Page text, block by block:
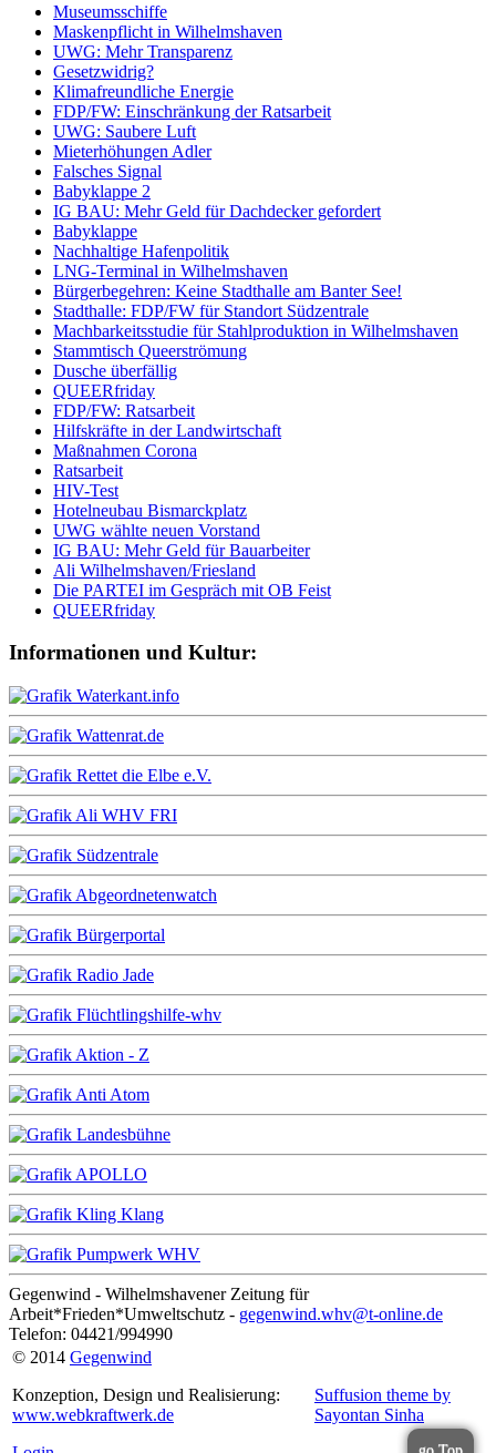
Museumsschiffe
Maskenpflicht in Wilhelmshaven
UWG: Mehr Transparenz
Gesetzwidrig?
Klimafreundliche Energie
FDP/FW: Einschränkung der Ratsarbeit
UWG: Saubere Luft
Mieterhöhungen Adler
Falsches Signal
Babyklappe 2
IG BAU: Mehr Geld für Dachdecker gefordert
Babyklappe
Nachhaltige Hafenpolitik
LNG-Terminal in Wilhelmshaven
Bürgerbegehren: Keine Stadthalle am Banter See!
Stadthalle: FDP/FW für Standort Südzentrale
Machbarkeitsstudie für Stahlproduktion in Wilhelmshaven
Stammtisch Queerströmung
Dusche überfällig
QUEERfriday
FDP/FW: Ratsarbeit
Hilfskräfte in der Landwirtschaft
Maßnahmen Corona
Ratsarbeit
HIV-Test
Hotelneubau Bismarckplatz
UWG wählte neuen Vorstand
IG BAU: Mehr Geld für Bauarbeiter
Ali Wilhelmshaven/Friesland
Die PARTEI im Gespräch mit OB Feist
QUEERfriday
Informationen und Kultur:
Gegenwind - Wilhelmshavener Zeitung für
Arbeit*Frieden*Umweltschutz - gegenwind.whv@t-online.de
Telefon: 04421/994990
© 2014 Gegenwind
Konzeption, Design und Realisierung:
www.webkraftwerk.de
Suffusion theme by
Sayontan Sinha